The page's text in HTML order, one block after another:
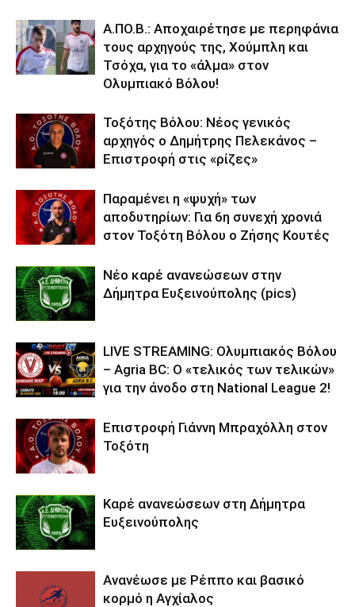
Α.ΠΟ.Β.: Αποχαιρέτησε με περηφάνια
τους αρχηγούς της, Χούμπλη και
Τσόχα, για το «άλμα» στον
Ολυμπιακό Βόλου!
Τοξότης Βόλου: Νέος γενικός
αρχηγός ο Δημήτρης Πελεκάνος –
Επιστροφή στις «ρίζες»
Παραμένει η «ψυχή» των
αποδυτηρίων: Για 6η συνεχή χρονιά
στον Τοξότη Βόλου ο Ζήσης Κουτές
Νέο καρέ ανανεώσεων στην
Δήμητρα Ευξεινούπολης (pics)
LIVE STREAMING: Ολυμπιακός Βόλου
– Agria BC: Ο «τελικός των τελικών»
για την άνοδο στη National League 2!
Επιστροφή Γιάννη Μπραχόλλη στον
Τοξότη
Καρέ ανανεώσεων στη Δήμητρα
Ευξεινούπολης
Ανανέωσε με Ρέππο και βασικό
κορμό η Αγχίαλος